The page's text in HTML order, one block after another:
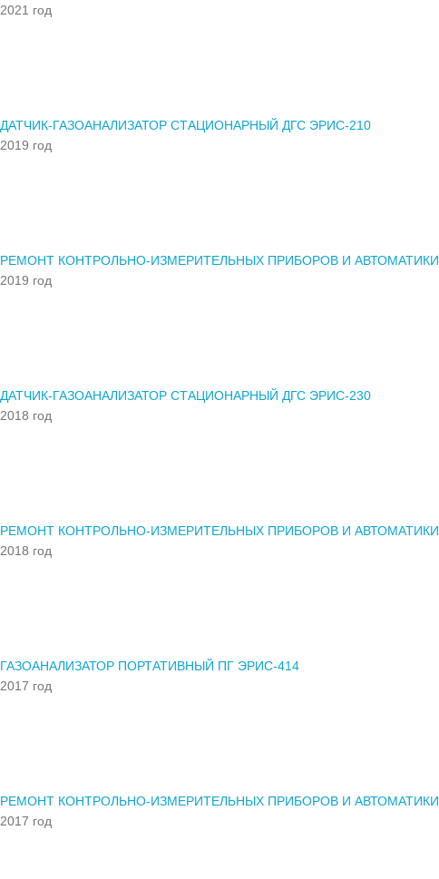
2021 год
ДАТЧИК-ГАЗОАНАЛИЗАТОР СТАЦИОНАРНЫЙ ДГС ЭРИС-210
2019 год
РЕМОНТ КОНТРОЛЬНО-ИЗМЕРИТЕЛЬНЫХ ПРИБОРОВ И АВТОМАТИКИ
2019 год
ДАТЧИК-ГАЗОАНАЛИЗАТОР СТАЦИОНАРНЫЙ ДГС ЭРИС-230
2018 год
РЕМОНТ КОНТРОЛЬНО-ИЗМЕРИТЕЛЬНЫХ ПРИБОРОВ И АВТОМАТИКИ
2018 год
ГАЗОАНАЛИЗАТОР ПОРТАТИВНЫЙ ПГ ЭРИС-414
2017 год
РЕМОНТ КОНТРОЛЬНО-ИЗМЕРИТЕЛЬНЫХ ПРИБОРОВ И АВТОМАТИКИ
2017 год